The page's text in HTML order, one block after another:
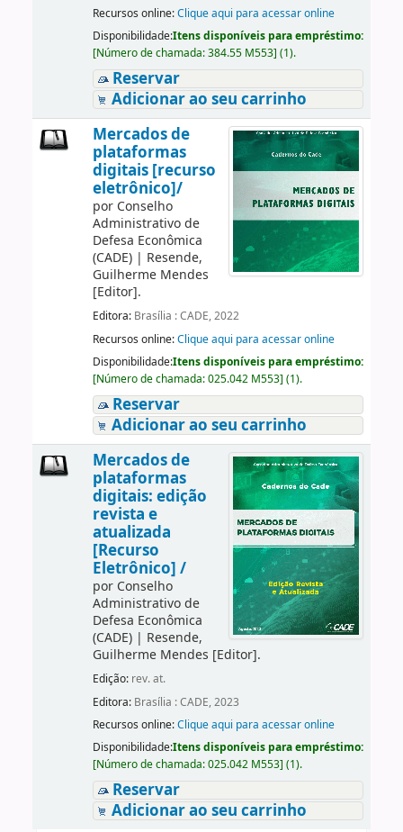
Recursos online:Clique aqui para acessar online
Disponibilidade:Itens disponíveis para empréstimo:
[Número de chamada:384.55 M553] (1).
Reservar
Adicionar ao seu carrinho
Mercados de
plataformas
digitais [recurso
eletrônico]/
por Conselho
Administrativo de
Defesa Econômica
(CADE)| Resende,
Guilherme Mendes
[Editor].
Editora: Brasília : CADE, 2022
Recursos online:Clique aqui para acessar online
Disponibilidade:Itens disponíveis para empréstimo:
[Número de chamada:025.042 M553] (1).
Reservar
Adicionar ao seu carrinho
Mercados de
plataformas
digitais: edição
revista e
atualizada
[Recurso
Eletrônico] /
por Conselho
Administrativo de
Defesa Econômica
(CADE)| Resende,
Guilherme Mendes [Editor].
Edição: rev. at.
Editora: Brasília : CADE, 2023
Recursos online:Clique aqui para acessar online
Disponibilidade:Itens disponíveis para empréstimo:
[Número de chamada:025.042 M553] (1).
Reservar
Adicionar ao seu carrinho